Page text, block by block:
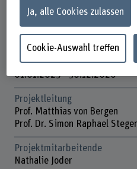
Förderorganisation
BFH
Laufzeit (geplant)
01.01.2025 - 30.12.2026
Projektleitung
Prof. Matthias von Bergen
Prof. Dr. Simon Raphael Steger
Projektmitarbeitende
Nathalie Joder
Ja, alle Cookies zulassen
Cookie-Auswahl treffen